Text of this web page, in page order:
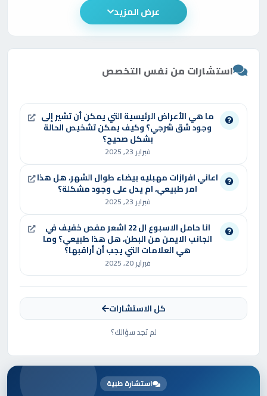
عرض المزيد
استشارات من نفس التخصص
ما هي الأعراض الرئيسية التي يمكن أن تشير إلى
وجود شق شرجي؟ وكيف يمكن تشخيص الحالة
بشكل صحيح؟
فبراير 23, 2025
اعاني افرازات مهبليه بيضاء طوال الشهر، هل هذا
امر طبيعي، ام يدل على وجود مشكلة؟
فبراير 23, 2025
انا حامل الاسبوع ال 22 اشعر مفص خفيف في
الجانب الايمن من البطن، هل هذا طبيعي؟ وما
هي العلامات التي يجب أن أراقبها؟
فبراير 20, 2025
كل الاستشارات
لم تجد سؤالك؟
استشارة طبية